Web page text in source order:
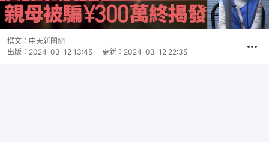
撰文： 中天新聞網
出版： 2024-03-12 13:45 更新： 2024-03-12 22:35